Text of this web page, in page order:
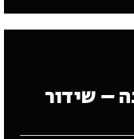
– שידור